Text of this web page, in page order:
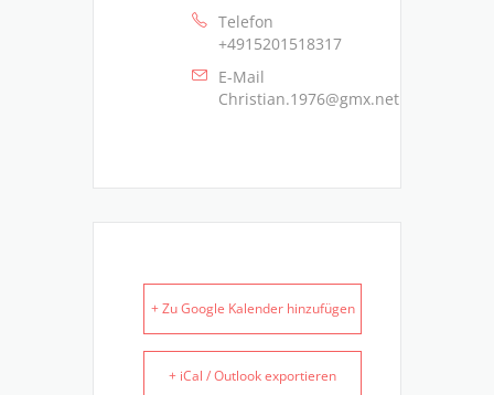
Telefon
+4915201518317
E-Mail
Christian.1976@gmx.net
+ Zu Google Kalender hinzufügen
+ iCal / Outlook exportieren